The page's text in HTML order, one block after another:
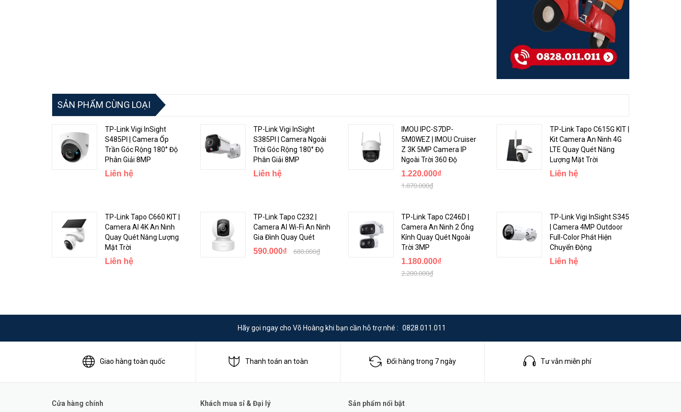
SẢN PHẨM CÙNG LOẠI
TP-Link Vigi InSight
S485PI | Camera Ốp
Trần Góc Rộng 180° Độ
Phân Giải 8MP
Liên hệ
TP-Link Vigi InSight
S385PI | Camera Ngoài
Trời Góc Rộng 180° Độ
Phân Giải 8MP
Liên hệ
IMOU IPC-S7DP-
5M0WEZ | IMOU Cruiser
Z 3K 5MP Camera IP
Ngoài Trời 360 Độ
1.220.000₫
1.870.000₫
TP-Link Tapo C615G KIT |
Kit Camera An Ninh 4G
LTE Quay Quét Năng
Lượng Mặt Trời
Liên hệ
TP-Link Tapo C660 KIT |
Camera AI 4K An Ninh
Quay Quét Năng Lượng
Mặt Trời
Liên hệ
TP-Link Tapo C232 |
Camera AI Wi-Fi An Ninh
Gia Đình Quay Quét
590.000₫ 680.000₫
TP-Link Tapo C246D |
Camera An Ninh 2 Ống
Kính Quay Quét Ngoài
Trời 3MP
1.180.000₫
2.200.000₫
TP-Link Vigi InSight S345
| Camera 4MP Outdoor
Full-Color Phát Hiện
Chuyển Động
Liên hệ
Hãy gọi ngay cho Võ Hoàng khi bạn cần hỗ trợ nhé : 0828.011.011
Giao hàng toàn quốc Thanh toán an toàn Đổi hàng trong 7 ngày Tư vẫn miễn phí
Cửa hàng chính Khách mua sỉ & Đại lý Sản phẩm nổi bật